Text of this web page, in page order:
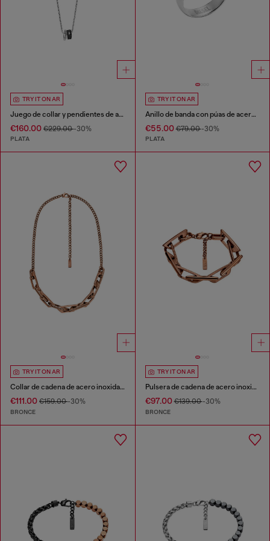
TRY IT ON AR
Juego de collar y pendientes de acero inoxidable
€160.00 €229.00-30%
PLATA
TRY IT ON AR
Anillo de banda con púas de acero inoxidable
€55.00€79.00-30%
PLATA
TRY IT ON AR
Collar de cadena de acero inoxidable
€111.00 €159.00-30%
BRONCE
TRY IT ON AR
Pulsera de cadena de acero inoxidable
€97.00€139.00-30%
BRONCE